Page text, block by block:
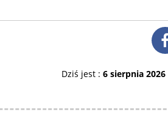
Dziś jest : 6 sierpnia 2026